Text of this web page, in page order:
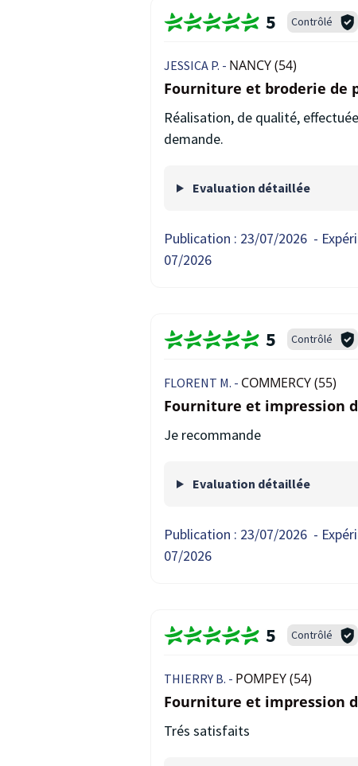
5 Contrôlé
JESSICA P. - NANCY (54)
Fourniture et broderie de
Réalisation, de qualité,
demande.
Evaluation détaillée
Publication : 23/07/2026 -
07/2026
5 Contrôlé
FLORENT M. - COMMERCY (55)
Fourniture et impression
Je recommande
Evaluation détaillée
Publication : 23/07/2026 -
07/2026
5 Contrôlé
THIERRY B. - POMPEY (54)
Fourniture et impression
Trés satisfaits